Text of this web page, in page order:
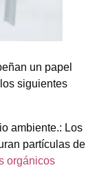
un papel
siguientes
ambiente.: Los
partículas de
orgánicos